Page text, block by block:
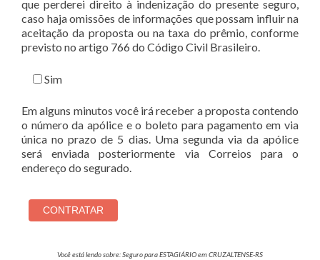
que perderei direito à indenização do presente seguro,
caso haja omissões de informações que possam influir na
aceitação da proposta ou na taxa do prêmio, conforme
previsto no artigo 766 do Código Civil Brasileiro.
Sim
Em alguns minutos você irá receber a proposta contendo
o número da apólice e o boleto para pagamento em via
única no prazo de 5 dias. Uma segunda via da apólice
será enviada posteriormente via Correios para o
endereço do segurado.
Você está lendo sobre: Seguro para ESTAGIÁRIO em CRUZALTENSE-RS